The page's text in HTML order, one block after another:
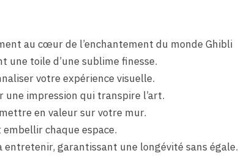
au cœur de l’enchantement du monde Ghibli
une toile d’une sublime finesse.
votre expérience visuelle.
une impression qui transpire l’art.
en valeur sur votre mur.
chaque espace.
garantissant une longévité sans égale.